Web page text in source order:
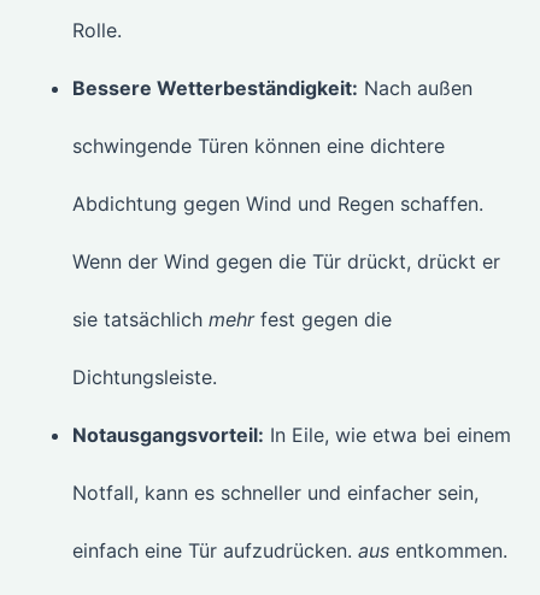
Rolle.
Bessere Wetterbeständigkeit: Nach außen
schwingende Türen können eine dichtere
Abdichtung gegen Wind und Regen schaffen.
Wenn der Wind gegen die Tür drückt, drückt er
sie tatsächlich mehrfest gegen die
Dichtungsleiste.
Notausgangsvorteil: In Eile, wie etwa bei einem
Notfall, kann es schneller und einfacher sein,
einfach eine Tür aufzudrücken. aus entkommen.